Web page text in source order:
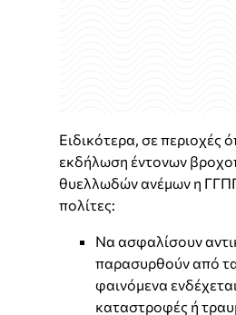
Ειδικότερα, σε περιοχές
εκδήλωση έντονων
θυελλωδών ανέμων η
πολίτες:
Να ασφαλίσουν
παρασυρθούν από
φαινόμενα
καταστροφές ή